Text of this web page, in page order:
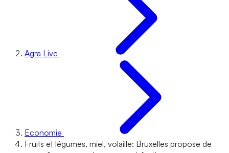
Agra Live
Economie
Fruits et légumes, miel, volaille: Bruxelles propose de